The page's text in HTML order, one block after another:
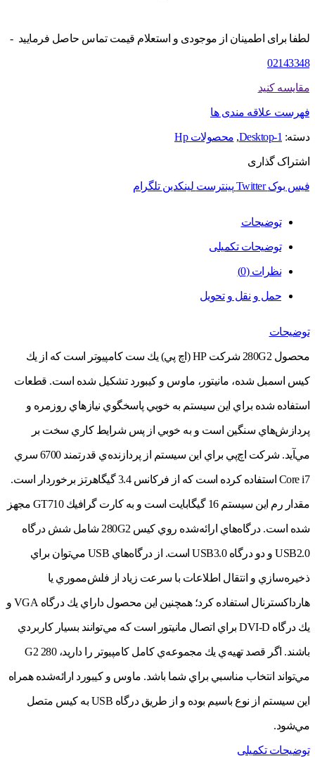
لطفا برای اطمینان از موجودی و استعلام قیمت تماس حاصل فرمایید -
02143348
مقایسه کنید
فهرست علاقه مندی ها
دسته: Desktop-1
, محصولات Hp
اشتراک گذاری
فیس بوک Twitter پینترست لینکدین تلگرام
توضیحات
توضیحات تکمیلی
نظرات (0)
حمل و نقل و تحویل
توضیحات
محصول 280G2 شركت HP (اچ پي) يك ست كامپيوتر است كه از يك
كيس اسمبل شده، مانيتور، ماوس و كيبورد تشكيل شده است. قطعات
استفاده شده براي اين سيستم به خوبي پاسخگوي نيازهاي روزمره و
پردازش‌هاي سنگين است و به خوبي از پس شرايط كاري سخت بر
مي‌آيد. شركت اچ‌پي براي اين سيستم از پردازنده‌ي قدرتمند 6700 سري
Core i7 استفاده كرده است كه از فركانس 3.4 گيگاهرتز برخوردار است.
مقدار رم اين سيستم 16 گيگابايت است و به كارت گرافيك GT710 مجهز
شده است. درگاه‌هاي ارائه‌شده روي كيس 280G2‌ شامل شش درگاه‌
USB2.0‌ و دو درگاه‌ USB3.0‌ است. از درگاه‌هاي‌ USB‌ مي‌توان براي
ذخيره‌سازي و انتقال اطلاعات با سرعت زياد از فلش‌مموري يا
هارداكسترنال استفاده كرد؛ همچنين اين محصول داراي يك درگاه VGA‌ و
يك درگاه‌ DVI-D‌ براي اتصال مانيتور است كه مي‌توانند بسيار كاربردي
مي‌تواند انتخاب مناسبي براي شما باشد. ماوس و كيبورد ارائه‌شده همراه
اين سيستم از نوع باسيم بوده و از طريق درگاه USB به كيس متصل
مي‌شود.
توضیحات تکمیلی